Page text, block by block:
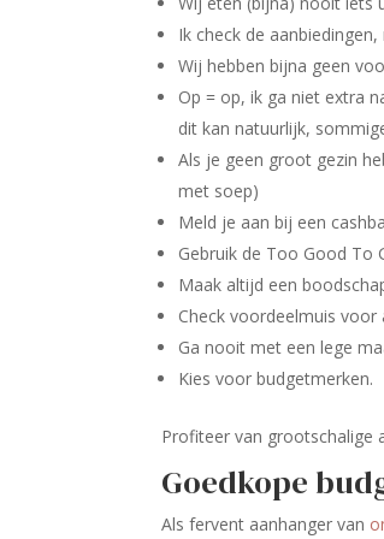
Ik check de
Wij hebben bijna geen
Op = op, ik ga niet extra
dit kan natuurlijk,
Als je geen groot gezin
met soep)
Meld je aan bij een
Gebruik de Too Good To
Maak altijd een
Check voordeelmuis
Ga nooit met een lege
Kies voor budgetmerken.
Profiteer van grootschalige
Goedkope
Als fervent aanhanger van